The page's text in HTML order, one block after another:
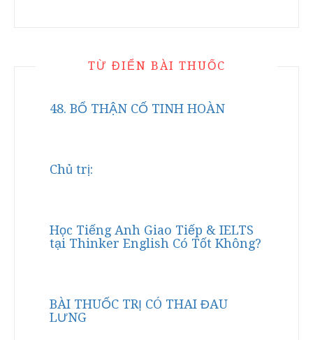
TỪ ĐIỂN BÀI THUỐC
48. BỔ THẬN CỐ TINH HOÀN
Chủ trị:
Học Tiếng Anh Giao Tiếp & IELTS
tại Thinker English Có Tốt Không?
BÀI THUỐC TRỊ CÓ THAI ĐAU
LƯNG